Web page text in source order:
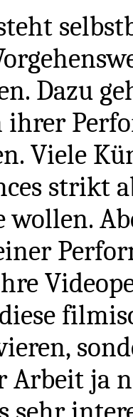
Dazu
Viele
strikt
wollen.
Arbeit ja